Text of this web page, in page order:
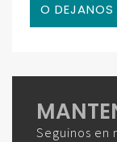
O DEJANOS
Seguinos en